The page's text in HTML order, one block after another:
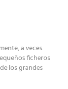
a veces
ficheros
los grandes